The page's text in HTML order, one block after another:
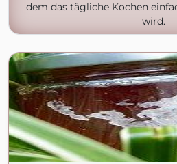
dem das tägliche Kochen
wird.